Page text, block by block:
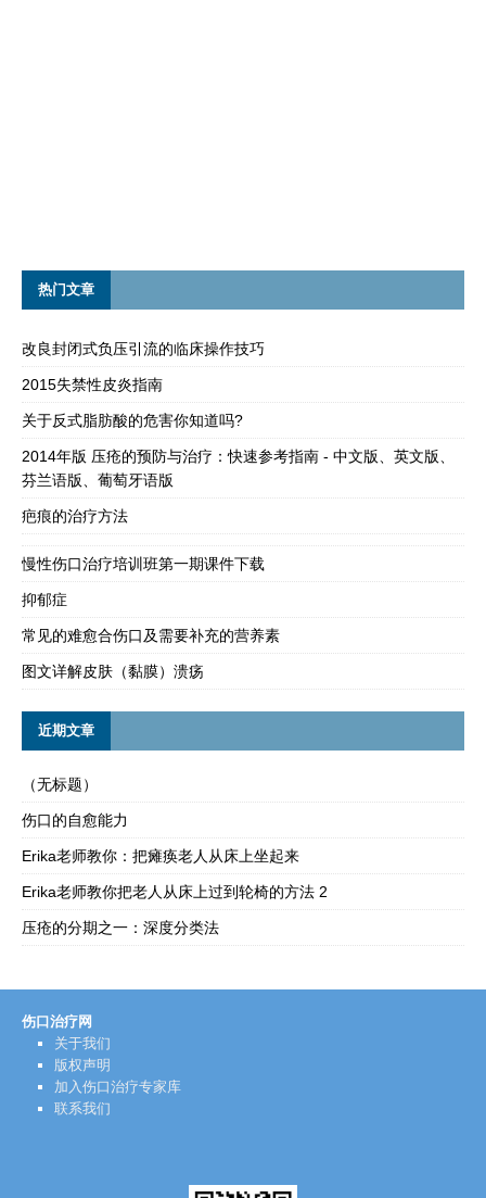
热门文章
改良封闭式负压引流的临床操作技巧
2015失禁性皮炎指南
关于反式脂肪酸的危害你知道吗?
2014年版 压疮的预防与治疗：快速参考指南 - 中文版、英文版、
芬兰语版、葡萄牙语版
疤痕的治疗方法
慢性伤口治疗培训班第一期课件下载
抑郁症
常见的难愈合伤口及需要补充的营养素
图文详解皮肤（黏膜）溃疡
近期文章
（无标题）
伤口的自愈能力
Erika老师教你：把瘫痪老人从床上坐起来
Erika老师教你把老人从床上过到轮椅的方法 2
压疮的分期之一：深度分类法
伤口治疗网
关于我们
版权声明
加入伤口治疗专家库
联系我们